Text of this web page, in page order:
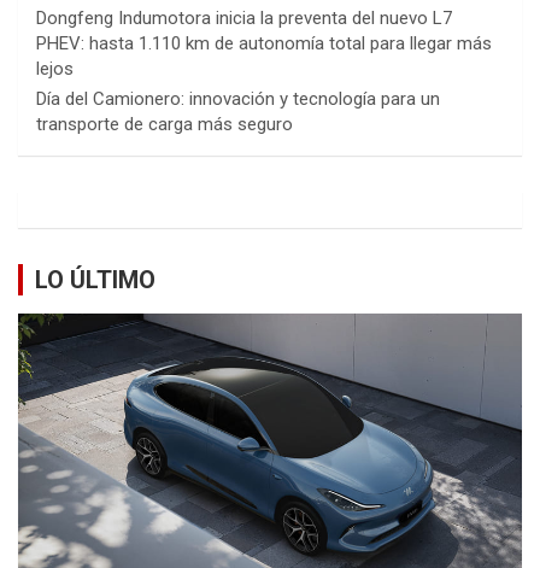
Dongfeng Indumotora inicia la preventa del nuevo L7
PHEV: hasta 1.110 km de autonomía total para llegar más
lejos
Día del Camionero: innovación y tecnología para un
transporte de carga más seguro
LO ÚLTIMO